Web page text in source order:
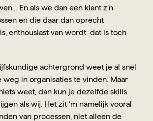
En als we dan een klant z’n
en die daar dan oprecht
enthousiast van wordt: dat is toch
achtergrond weet je al snel
weg in organisaties te vinden. Maar
weet, dan kun je dezelfde skills
als wij. Het zit ‘m namelijk vooral
van processen, niet alleen de